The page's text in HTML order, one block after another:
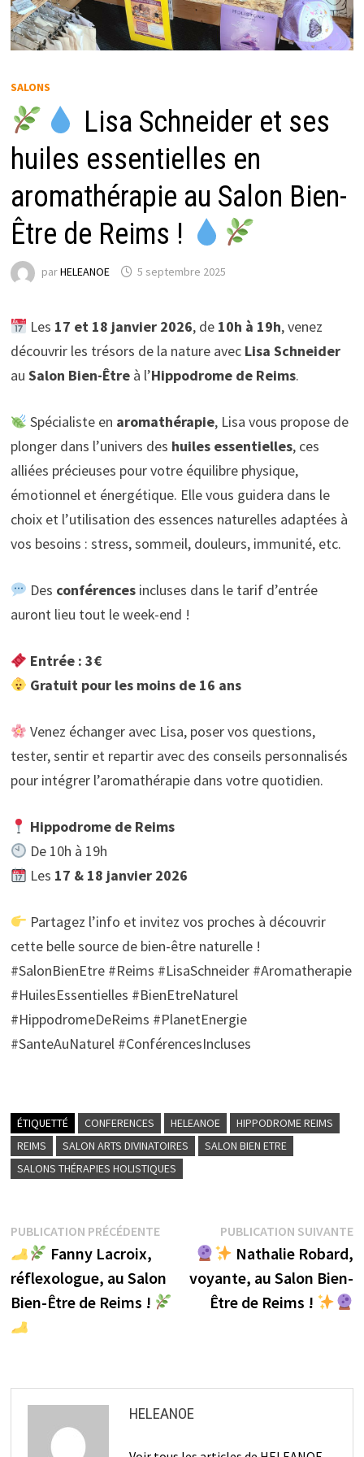
SALONS
Lisa Schneider et ses
huiles essentielles en
aromathérapie au Salon Bien-
Être de Reims !
parHELEANOE 5 septembre 2025
Les 17 et 18 janvier 2026, de 10h à 19h, venez
découvrir les trésors de la nature avec Lisa Schneider
au Salon Bien-Êtreà l’Hippodrome de Reims.
Spécialiste en aromathérapie, Lisa vous propose de
plonger dans l’univers des huiles essentielles, ces
alliées précieuses pour votre équilibre physique,
émotionnel et énergétique. Elle vous guidera dans le
choix et l’utilisation des essences naturelles adaptées à
vos besoins : stress, sommeil, douleurs, immunité, etc.
Des conférences incluses dans le tarif d’entrée
auront lieu tout le week-end !
Entrée : 3€
Gratuit pour les moins de 16 ans
Venez échanger avec Lisa, poser vos questions,
tester, sentir et repartir avec des conseils personnalisés
pour intégrer l’aromathérapie dans votre quotidien.
Hippodrome de Reims
De 10h à 19h
Les 17 & 18 janvier 2026
Partagez l’info et invitez vos proches à découvrir
cette belle source de bien-être naturelle !
#SalonBienEtre #Reims #LisaSchneider #Aromatherapie
#HuilesEssentielles #BienEtreNaturel
#HippodromeDeReims #PlanetEnergie
#SanteAuNaturel #ConférencesIncluses
ÉTIQUETTÉ CONFERENCES HELEANOE
HIPPODROME REIMS
REIMS
SALON ARTS DIVINATOIRES
SALON BIEN ETRE
SALONS THÉRAPIES HOLISTIQUES
Navigation
de
l’article
PUBLICATION PRÉCÉDENTEPublication
précédente :
Fanny Lacroix,
réflexologue, au Salon
Bien-Être de Reims !
PUBLICATION SUIVANTE
Nathalie Robard,
voyante, au Salon Bien-
Être de Reims !
HELEANOE